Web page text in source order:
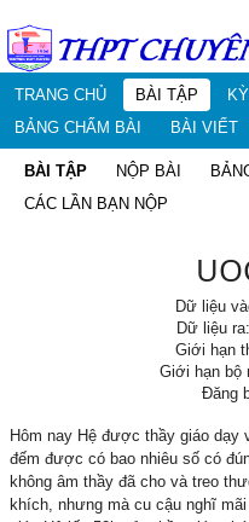
TRANG CHỦ BÀI TẬP
BẢNG CHẤM BÀI
BÀI VIẾT
BÀI TẬP NỘP BÀI
CÁC LẦN BẠN NỘP
Dữ liệu
Dữ liệu
Giới hạn
Giới hạn bộ
Đăng
Hôm nay Hệ được thầy giáo
đếm được có bao nhiêu số có
không âm thầy đã cho và treo
khích, nhưng mà cu cậu nghĩ